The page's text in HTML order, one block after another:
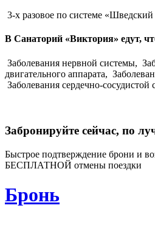
3-х разовое по системе «Шведский
В Санаторий «Виктория» едут,
Заболевания нервной системы,
двигательного аппарата,
Заболевания сердечно-сосудистой
Забронируйте сейчас, по
Быстрое подтверждение брони и
БЕСПЛАТНОЙ отмены поездки
Бронь